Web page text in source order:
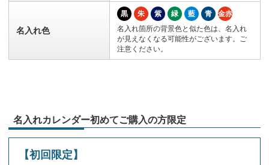
名入れ色
黒 朱 紫 緑 藍 青
金赤
名入れ箇所の背景色と似た色は、名入れ
が見えなくなる可能性がございます。ご
注意ください。
名入れカレンダー初めてご購入の方限定
【初回限定】